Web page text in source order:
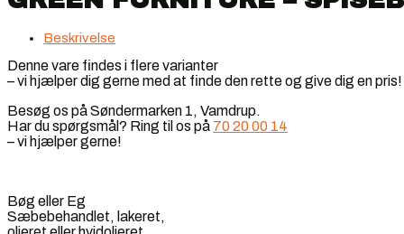
Beskrivelse
Denne vare findes i flere varianter
– vi hjælper dig gerne med at finde den rette og give dig en pris!
Besøg os på Søndermarken 1, Vamdrup.
Har du spørgsmål? Ring til os på 70 20 00 14
– vi hjælper gerne!
Bøg eller Eg
Sæbebehandlet, lakeret,